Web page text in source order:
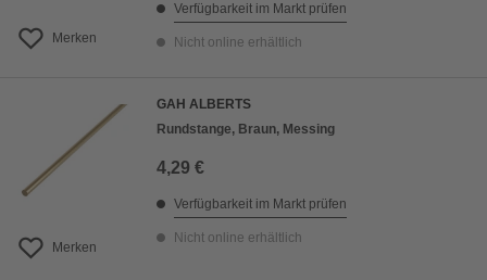
Merken
Verfügbarkeit im Markt prüfen
Nicht online erhältlich
Merken
GAH ALBERTS
Rundstange, Braun, Messing
4,29 €
Verfügbarkeit im Markt prüfen
Nicht online erhältlich